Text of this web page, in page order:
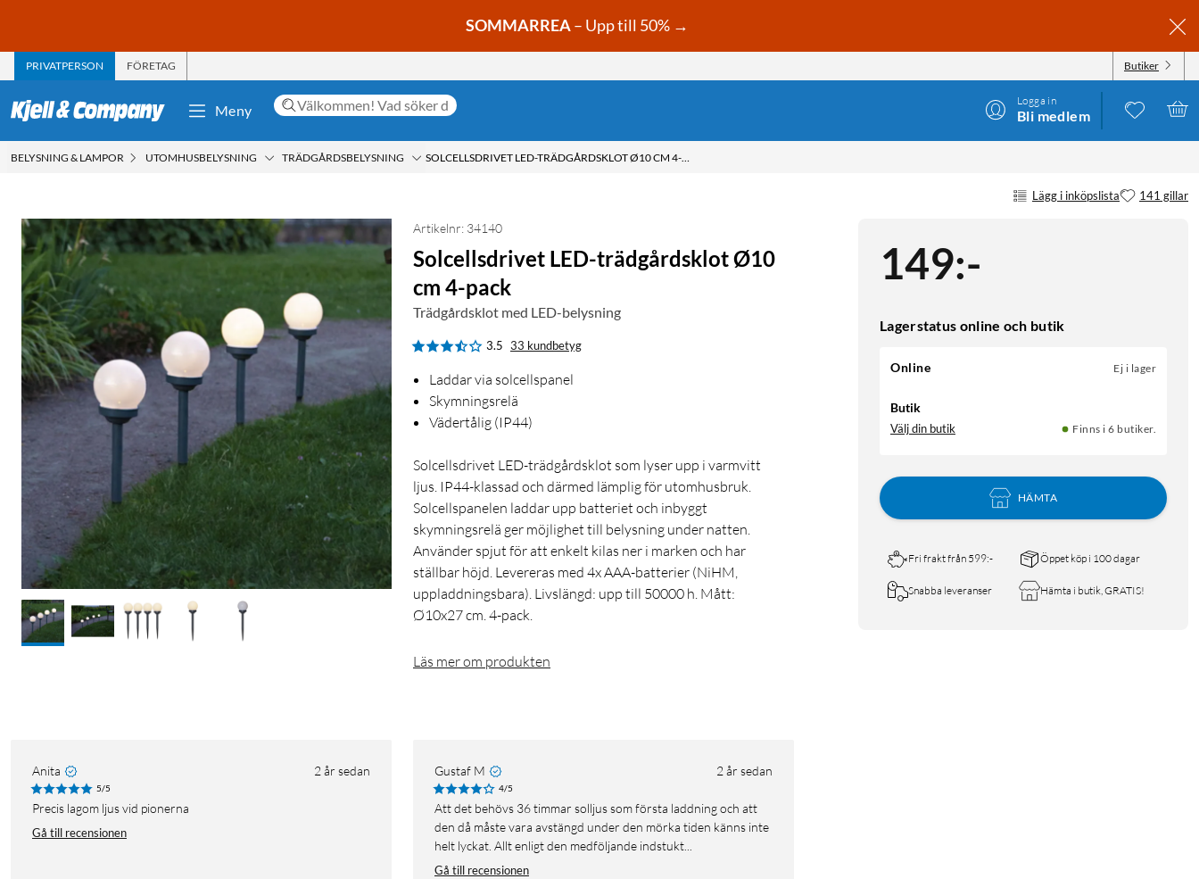
SOMMARREA– Upp till 50% →
PRIVATPERSON FÖRETAG Butiker
Meny
Logga in
Bli medlem
BELYSNING & LAMPOR UTOMHUSBELYSNING TRÄDGÅRDSBELYSNING SOLCELLSDRIVET LED-TRÄDGÅRDSKLOT Ø10 CM 4-PACK
Lägg i inköpslista 141 gillar
149:-
Lagerstatus online och butik
Online Ej i lager
Butik
Välj din butik Finns i 6 butiker.
HÄMTA
Fri frakt från 599:- Öppet köp i 100 dagar
Snabba leveranser Hämta i butik, GRATIS!
Artikelnr: 34140
Solcellsdrivet LED-trädgårdsklot Ø10
cm 4-pack
Trädgårdsklot med LED-belysning
3.5 33 kundbetyg
Laddar via solcellspanel
Skymningsrelä
Vädertålig (IP44)
Solcellsdrivet LED-trädgårdsklot som lyser upp i varmvitt
ljus. IP44-klassad och därmed lämplig för utomhusbruk.
Solcellspanelen laddar upp batteriet och inbyggt
skymningsrelä ger möjlighet till belysning under natten.
Använder spjut för att enkelt kilas ner i marken och har
ställbar höjd. Levereras med 4x AAA-batterier (NiHM,
uppladdningsbara). Livslängd: upp till 50000 h. Mått:
Ø10x27 cm. 4-pack.
Läs mer om produkten
Anita 2 år sedan
5/5
Precis lagom ljus vid pionerna
Gå till recensionen
Gustaf M 2 år sedan
4/5
Att det behövs 36 timmar solljus som första laddning och att
den då måste vara avstängd under den mörka tiden känns inte
helt lyckat. Allt enligt den medföljande indstukt...
Gå till recensionen